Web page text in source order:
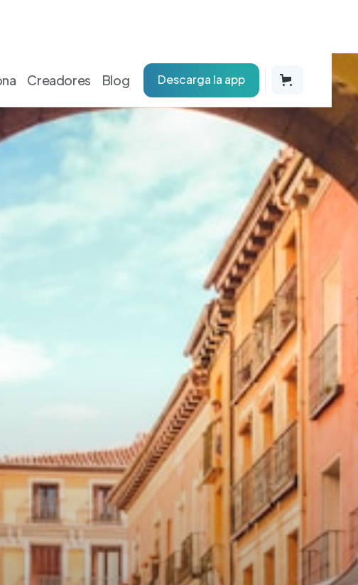
Creadores Blog Descarga la app